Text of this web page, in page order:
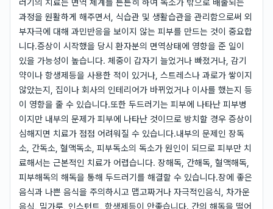
러기의 치료는 면역 체계를 튼튼히 하여 독소가 밖으로 배출되는
과정을 원활하게 해주면서, 식습관 및 생활습관을 관리함으로써 외
부자극에 대해 과민반응을 보이지 않는 피부를 만드는 것이 중요합
니다.증상이 시작했을 당시 환자분의 면역상태에 영향을 준 일이
있을 가능성이 높습니다. 체중이 갑자기 늘었거나 빠졌거나, 감기
약이나 항생제등을 사용한 적이 있거나, 스트레스나 과로가 쌓이지
않았는지, 집이나 회사의 인테리어가 바뀌었거나 이사를 했는지 등
이 영향을 줄 수 있습니다.또한 두드러기는 피부에 나타난 피부병
이지만 내부의 문제가 피부에 나타난 것이므로 방치할 경우 증상이
심해지면 치료가 점점 어려워질 수 있습니다.내부의 문제인 장독
소, 간독소, 혈액독소, 피부독소의 독소가 원인이 되므로 피부만 치
료해서는 근본적인 치료가 어렵습니다. 장해독, 간해독, 혈액해독,
피부해독의 해독을 통해 두드러기를 해결할 수 있습니다.장에 좋은
음식과 나쁜 음식을 주의하시고 맵고짜거나 자극적인음식, 차가운
음식, 밀가루, 인스턴트, 항생제등이 안좋습니다. 간의 해독을 떨어